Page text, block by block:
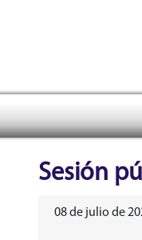
Tribunal
header
Sesión
08 de julio de